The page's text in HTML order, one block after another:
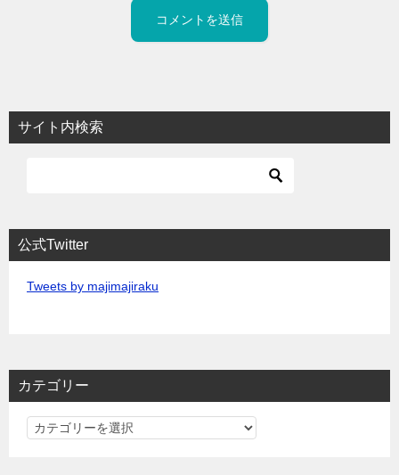
サイト内検索
公式Twitter
Tweets by majimajiraku
カテゴリー
カ